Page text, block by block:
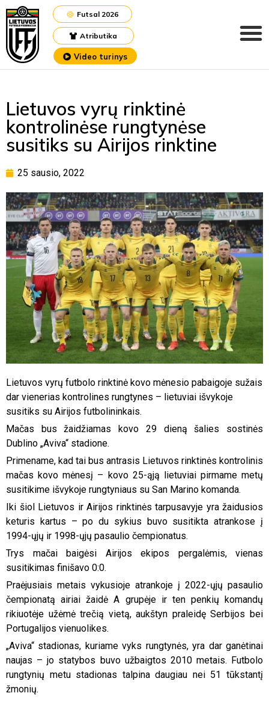
Atributika
Futsal 2026
Video turinys
Lietuvos vyrų rinktinė
kontrolinėse rungtynėse
susitiks su Airijos rinktine
25 sausio, 2022
Lietuvos vyrų futbolo rinktinė kovo mėnesio pabaigoje sužais
dar vienerias kontrolines rungtynes – lietuviai išvykoje
susitiks su Airijos futbolininkais.
Mačas bus žaidžiamas kovo 29 dieną šalies sostinės
Dublino „Aviva“ stadione.
Primename, kad tai bus antrasis Lietuvos rinktinės kontrolinis
mačas kovo mėnesį – kovo 25-ąją lietuviai pirmame metų
susitikime išvykoje rungtyniaus su San Marino komanda.
Iki šiol Lietuvos ir Airijos rinktinės tarpusavyje yra žaidusios
keturis kartus – po du sykius buvo susitikta atrankose į
1994-ųjų ir 1998-ųjų pasaulio čempionatus.
Trys mačai baigėsi Airijos ekipos pergalėmis, vienas
susitikimas finišavo 0:0.
Praėjusiais metais vykusioje atrankoje į 2022-ųjų pasaulio
čempionatą airiai žaidė A grupėje ir ten penkių komandų
rikiuotėje užėmė trečią vietą, aukštyn praleidę Serbijos bei
Portugalijos vienuolikes.
„Aviva“ stadionas, kuriame vyks rungtynės, yra dar ganėtinai
naujas – jo statybos buvo užbaigtos 2010 metais. Futbolo
rungtynių metu stadionas talpina daugiau nei 51 tūkstantį
žmonių.